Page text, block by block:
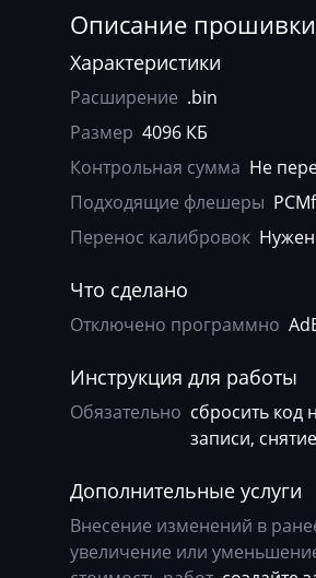
AebiSchmidt
Agco
Agrifac
Albach
Alfa Romeo
AshokLeyland
Audi
Bajaj
Описание прошивки
Характеристики
Расширение .bin
Размер 4096 КБ
Контрольная сумма Не
Подходящие флешеры
Перенос калибровок Нужен
Что сделано
Отключено программно
Инструкция для работы
Обязательно сбросить код
записи,
Дополнительные услуги
Внесение изменений в
увеличение или